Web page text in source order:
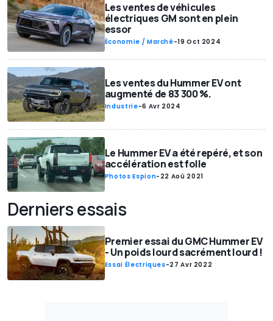
Les ventes de véhicules
électriques GM sont en plein
essor
Économie / Marché-19 Oct 2024
Les ventes du Hummer EV ont
augmenté de 83 300 %.
Industrie-6 Avr 2024
Le Hummer EV a été repéré, et son
accélération est folle
Photos Espion- 22 Aoû 2021
Derniers essais
Premier essai du GMC Hummer EV
- Un poids lourd sacrément lourd !
Essai Électriques-27 Avr 2022